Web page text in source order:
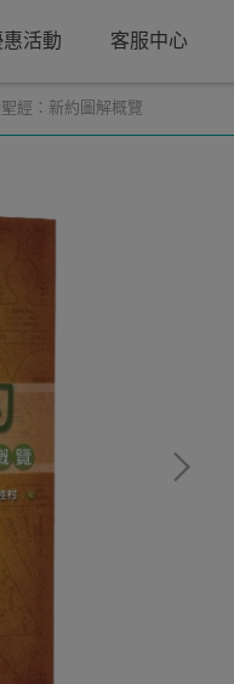
活動 客服中心
經：新約圖解概覽